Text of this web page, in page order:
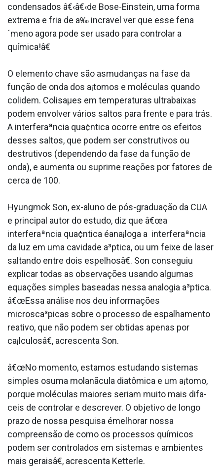
condensados â€‹â€‹de Bose-Einstein, uma forma
extrema e fria de a‰ incra­vel ver que esse fena
´meno agora pode ser usado para controlar a
química!â€
O elemento chave são asmudanças na fase da
função de onda dos a¡tomos e moléculas quando
colidem. Colisaµes em temperaturas ultrabaixas
podem envolver vários saltos para frente e para trás.
A interferaªncia qua¢ntica ocorre entre os efeitos
desses saltos, que podem ser construtivos ou
destrutivos (dependendo da fase da função de
onda), e aumenta ou suprime reações por fatores de
cerca de 100.
Hyungmok Son, ex-aluno de pós-graduação da CUA
e principal autor do estudo, diz que â€œa
interferaªncia qua¢ntica éana¡loga a interferaªncia
da luz em uma cavidade a³ptica, ou um feixe de laser
saltando entre dois espelhosâ€. Son conseguiu
explicar todas as observações usando algumas
equações simples baseadas nessa analogia a³ptica.
â€œEssa análise nos deu informações
microsca³picas sobre o processo de espalhamento
reativo, que não podem ser obtidas apenas por
ca¡lculosâ€, acrescenta Son.
â€œNo momento, estamos estudando sistemas
simples osuma molanãcula diatômica e um a¡tomo,
porque moléculas maiores seriam muito mais difa­
ceis de controlar e descrever. O objetivo de longo
prazo de nossa pesquisa émelhorar nossa
compreensão de como os processos químicos
podem ser controlados em sistemas e ambientes
mais geraisâ€, acrescenta Ketterle.